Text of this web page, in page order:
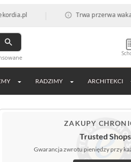
| Trwa przerwa wakacyjna
RADZIMY ARCHITEKCI
ZAKUPY
Trusted Shops
Gwarancja zwrotu pieniędzy przy